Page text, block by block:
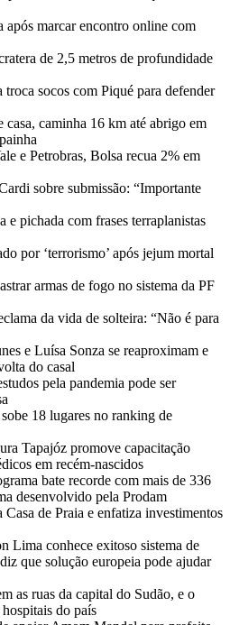
após marcar encontro online com
de 2,5 metros de profundidade
troca socos com Piqué para defender
casa, caminha 16 km até abrigo em
e Petrobras, Bolsa recua 2% em
sobre submissão: “Importante
e pichada com frases terraplanistas
por ‘terrorismo’ após jejum mortal
armas de fogo no sistema da PF
da vida de solteira: “Não é para
e Luísa Sonza se reaproximam e
do casal
pela pandemia pode ser
18 lugares no ranking de
Tapajóz promove capacitação
em recém-nascidos
bate recorde com mais de 336
desenvolvido pela Prodam
de Praia e enfatiza investimentos
Lima conhece exitoso sistema de
que solução europeia pode ajudar
as ruas da capital do Sudão, e o
do país